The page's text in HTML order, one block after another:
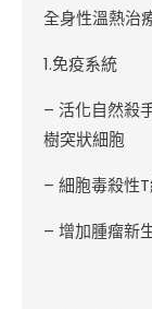
全身性溫熱治
1.免疫系統
– 活化自然殺
樹突狀細胞
– 細胞毒殺性
– 增加腫瘤新